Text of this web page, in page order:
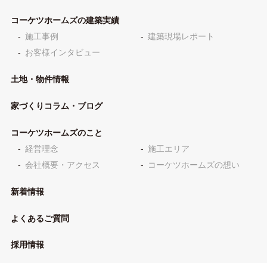
コーケツホームズの建築実績
施工事例
建築現場レポート
お客様インタビュー
土地・物件情報
家づくりコラム・ブログ
コーケツホームズのこと
経営理念
施工エリア
会社概要・アクセス
コーケツホームズの想い
新着情報
よくあるご質問
採用情報